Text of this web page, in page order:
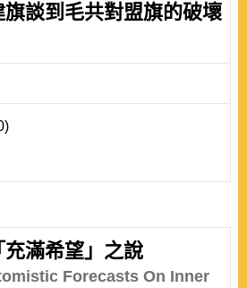
談到毛共對盟旗的破壞
滿希望」之說
Forecasts On Inner